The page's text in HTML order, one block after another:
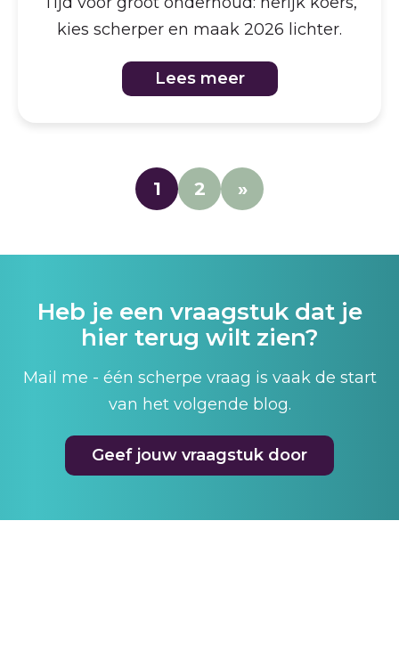
kies scherper en maak 2026 lichter.
Lees meer
1 2 »
Heb je een vraagstuk dat je
hier terug wilt zien?
Mail me - één scherpe vraag is vaak de start
van het volgende blog.
Geef jouw vraagstuk door